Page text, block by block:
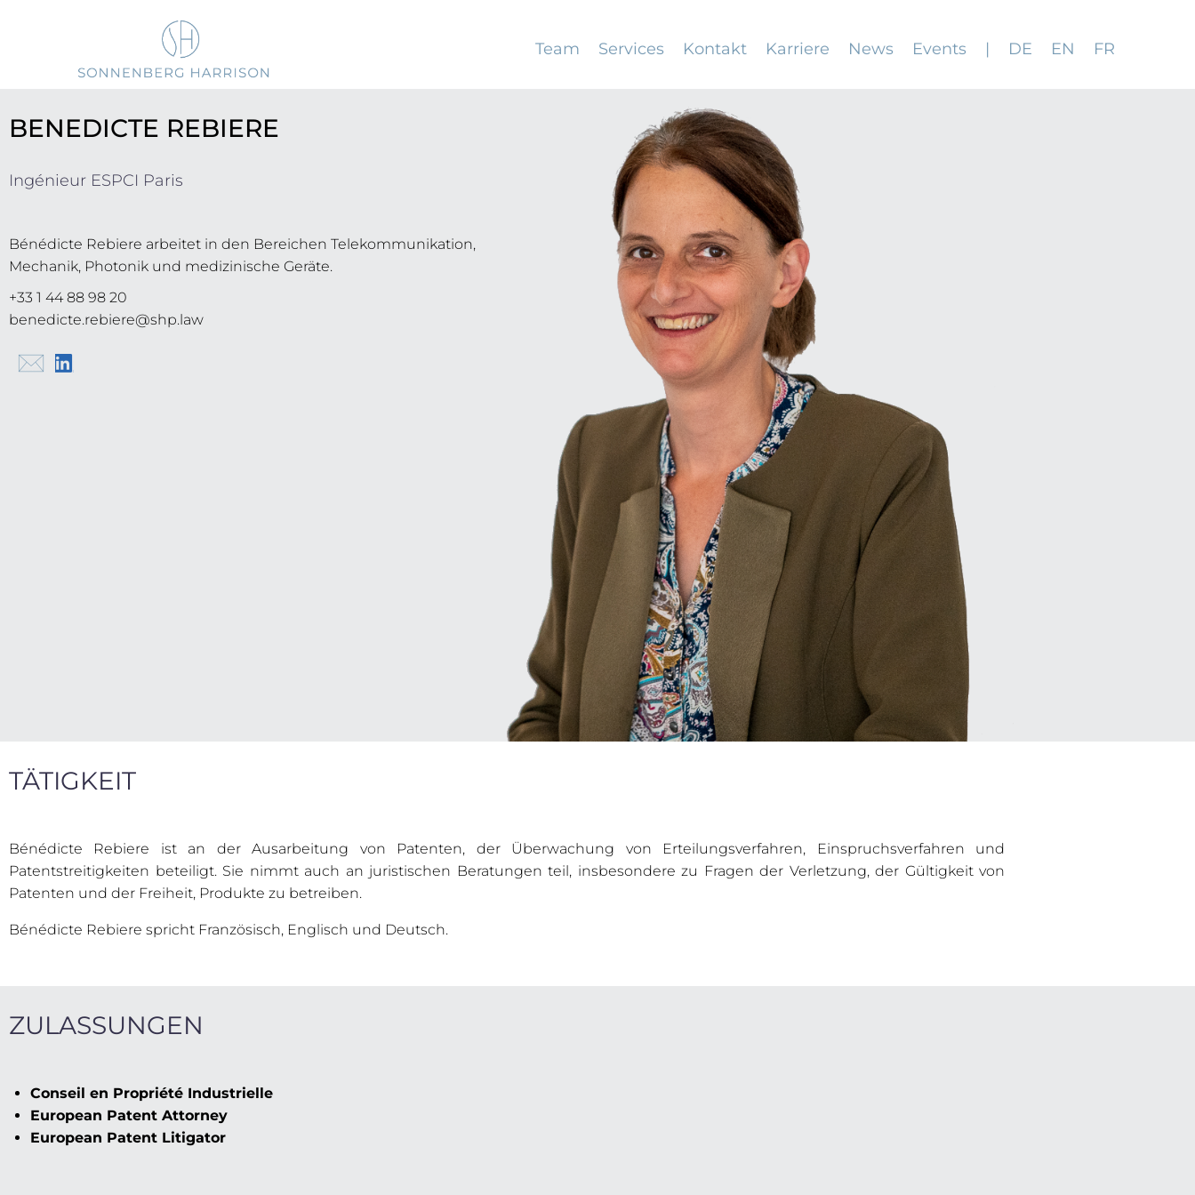
Team Services Kontakt Karriere News Events | DE EN FR
BENEDICTE REBIERE
Ingénieur ESPCI Paris
Bénédicte Rebiere arbeitet in den Bereichen Telekommunikation,
Mechanik, Photonik und medizinische Geräte.
+33 1 44 88 98 20
benedicte.rebiere@shp.law
TÄTIGKEIT
Bénédicte Rebiere ist an der Ausarbeitung von Patenten, der Überwachung von Erteilungsverfahren, Einspruchsverfahren und
Patentstreitigkeiten beteiligt. Sie nimmt auch an juristischen Beratungen teil, insbesondere zu Fragen der Verletzung, der Gültigkeit von
Patenten und der Freiheit, Produkte zu betreiben.
Bénédicte Rebiere spricht Französisch, Englisch und Deutsch.
ZULASSUNGEN
Conseil en Propriété Industrielle
European Patent Attorney
European Patent Litigator